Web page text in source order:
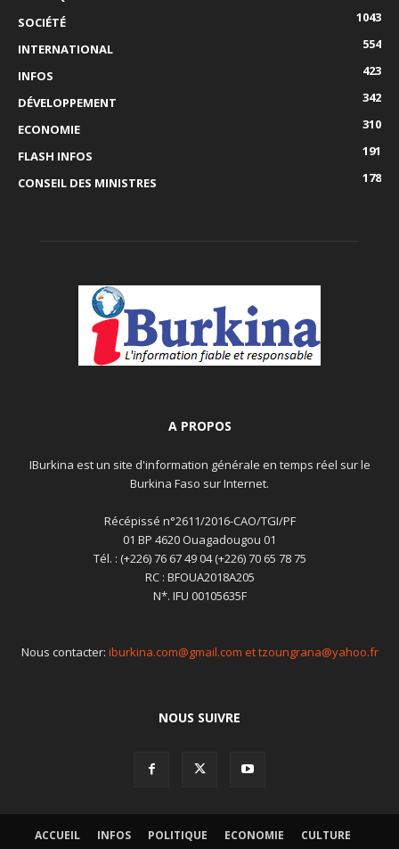
SOCIÉTÉ
1043
INTERNATIONAL
554
INFOS
423
DÉVELOPPEMENT
342
ECONOMIE
310
FLASH INFOS
191
CONSEIL DES MINISTRES
178
A PROPOS
IBurkina est un site d'information générale en temps réel sur le
Burkina Faso sur Internet.
Récépissé n°2611/2016-CAO/TGI/PF
01 BP 4620 Ouagadougou 01
Tél. : (+226) 76 67 49 04 (+226) 70 65 78 75
RC : BFOUA2018A205
N*. IFU 00105635F
Nous contacter: iburkina.com@gmail.com et tzoungrana@yahoo.fr
NOUS SUIVRE
ACCUEIL INFOS POLITIQUE ECONOMIE
CULTURE